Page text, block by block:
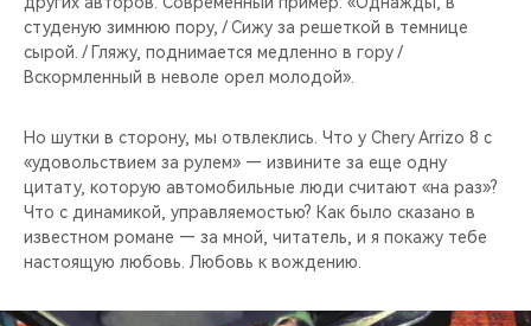
студеную зимнюю пору, / Сижу за решеткой в темнице
сырой. / Гляжу, поднимается медленно в гору /
Вскормленный в неволе орел молодой».
Но шутки в сторону, мы отвлеклись. Что у Chery Arrizo 8 с
«удовольствием за рулем» — извините за еще одну
цитату, которую автомобильные люди считают «на раз»?
Что с динамикой, управляемостью? Как было сказано в
известном романе — за мной, читатель, и я покажу тебе
настоящую любовь. Любовь к вождению.